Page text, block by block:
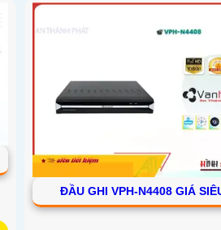
ĐẦU GHI VPH-N4408 GIÁ